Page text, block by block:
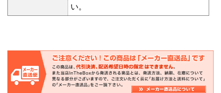
い。